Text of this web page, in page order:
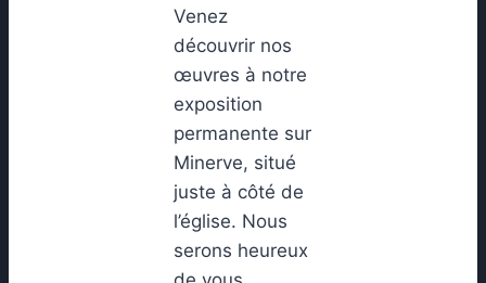
Venez
découvrir nos
œuvres à notre
exposition
permanente sur
Minerve, situé
juste à côté de
l’église. Nous
serons heureux